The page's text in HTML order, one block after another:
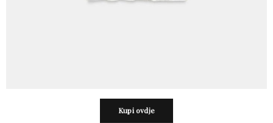
Kupi ovdje